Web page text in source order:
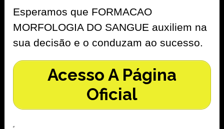
Esperamos que FORMACAO
MORFOLOGIA DO SANGUE auxiliem na
sua decisão e o conduzam ao sucesso.
Acesso A Página
Oficial